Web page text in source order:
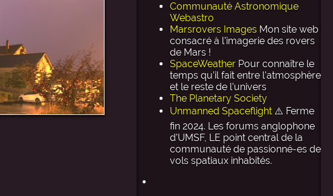
Communauté Astronomique
Webastro
Marsrovers Images Mon site web
consacré à l’imagerie des rovers
de Mars !
SpaceWeather Pour connaître le
temps qu’il fait entre l’atmosphère
et le reste de l’univers
The Planetary Society
Unmanned Spaceflight ⚠️ Ferme
fin 2024. Les forums anglophone
d’UMSF, LE point central de la
communauté de passionné-es de
vols spatiaux inhabités.